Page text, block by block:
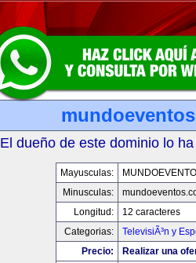
El dueño de este dominio lo
Mayusculas:
Minusculas:
Longitud:
12 caracteres
Categorias:
TelevisiÃ³n y
Precio:
Realizar una